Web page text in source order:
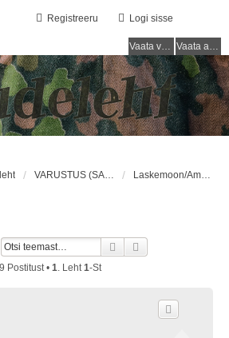
Logi sisse
Registreeru
Vaata vastamata teemasi Vaata aktiivseid teemasid
VARUSTUS (SAKSA SÕJAVÄGI) / EQUIPMENT (GERMAN ARMY) Laskemoon/Ammunition
Otsi
9 Postitust • 1. Leht1-st